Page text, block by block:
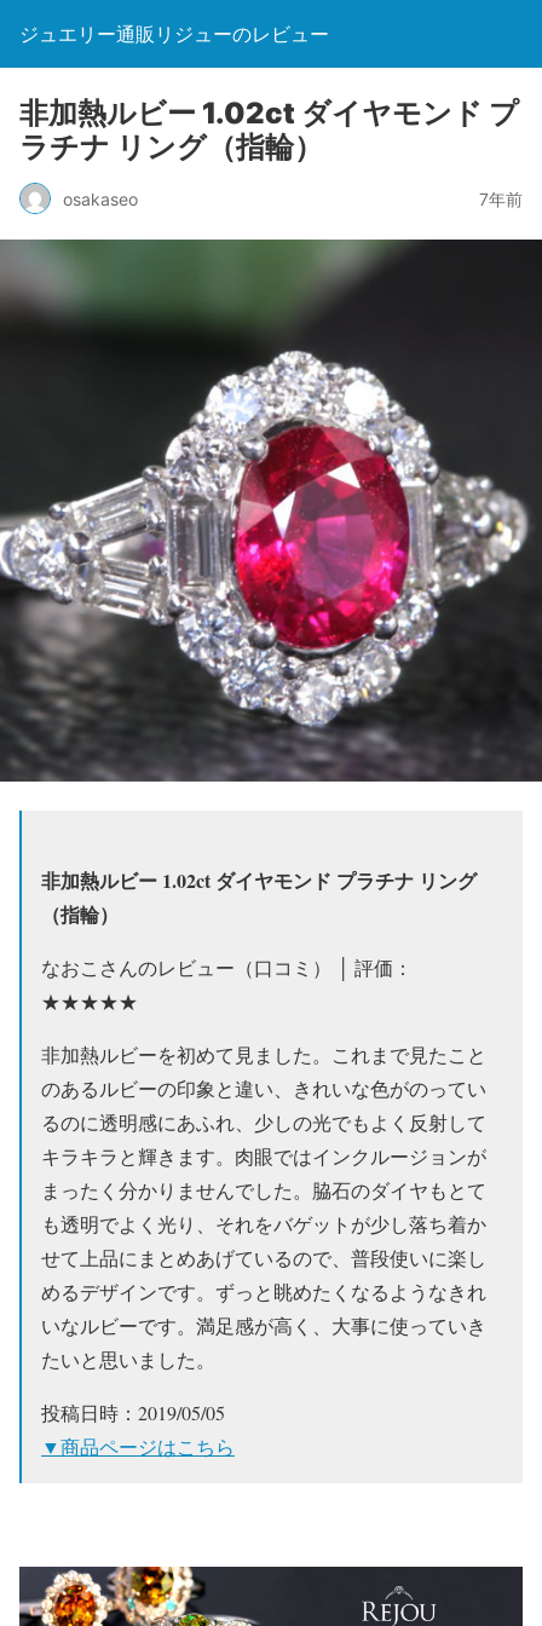
ジュエリー通販リジューのレビュー
非加熱ルビー 1.02ct ダイヤモンド プ
ラチナ リング（指輪）
osakaseo 7年前
非加熱ルビー 1.02ct ダイヤモンド プラチナ リング
（指輪）
なおこさんのレビュー（口コミ） │ 評価：
★★★★★
非加熱ルビーを初めて見ました。これまで見たこと
のあるルビーの印象と違い、きれいな色がのってい
るのに透明感にあふれ、少しの光でもよく反射して
キラキラと輝きます。肉眼ではインクルージョンが
まったく分かりませんでした。脇石のダイヤもとて
も透明でよく光り、それをバゲットが少し落ち着か
せて上品にまとめあげているので、普段使いに楽し
めるデザインです。ずっと眺めたくなるようなきれ
いなルビーです。満足感が高く、大事に使っていき
たいと思いました。
投稿日時：2019/05/05
▼商品ページはこちら